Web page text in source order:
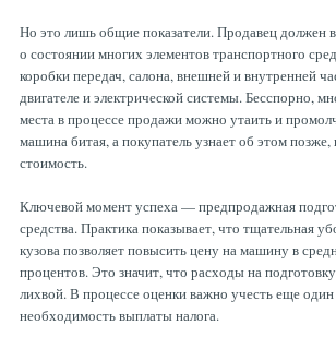
Но это лишь общие показатели. Продавец должен
о состоянии многих элементов транспортного
коробки передач, салона, внешней и внутренней
двигателе и электрической системы. Бесспорно,
места в процессе продажи можно утаить и
машина битая, а покупатель узнает об этом
стоимость.
Ключевой момент успеха — предпродажная
средства. Практика показывает, что тщательная
кузова позволяет повысить цену на машину в
процентов. Это значит, что расходы на
лихвой. В процессе оценки важно учесть еще
необходимость выплаты налога.